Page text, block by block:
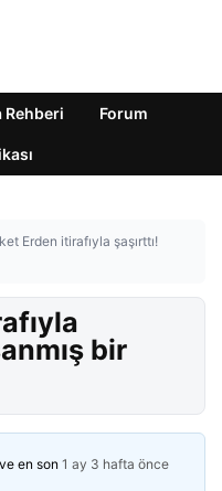
Rehberi Forum
Erden itirafıyla şaşırttı!
bir
en son 1 ay 3 hafta önce